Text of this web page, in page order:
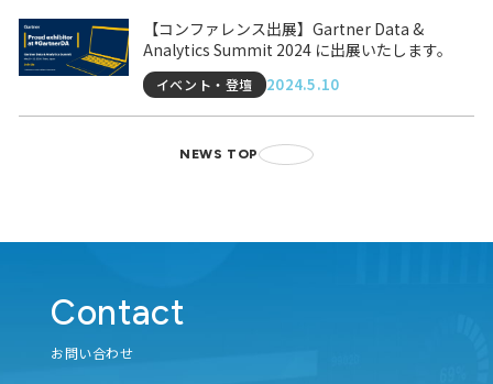
【コンファレンス出展】Gartner Data &
Analytics Summit 2024 に出展いたします。
イベント・登壇 2024.5.10
NEWS TOP
Contact
お問い合わせ